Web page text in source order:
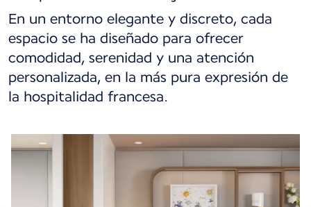
En un entorno elegante y discreto, cada
espacio se ha diseñado para ofrecer
comodidad, serenidad y una atención
personalizada, en la más pura expresión de
la hospitalidad francesa.